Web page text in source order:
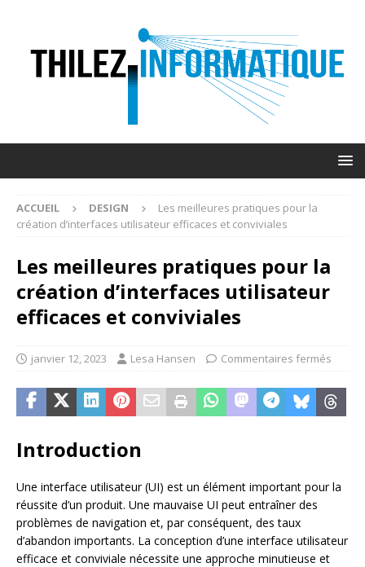
ACCUEIL DESIGN
Les meilleures pratiques pour la
création d’interfaces utilisateur efficaces et conviviales
Les meilleures pratiques pour la
création d’interfaces utilisateur
efficaces et conviviales
janvier 12, 2023 Lesa Hansen Commentaires fermés
Introduction
Une interface utilisateur (UI) est un élément important pour la
réussite d’un produit. Une mauvaise UI peut entraîner des
problèmes de navigation et, par conséquent, des taux
d’abandon importants. La conception d’une interface utilisateur
efficace et conviviale nécessite une approche minutieuse et